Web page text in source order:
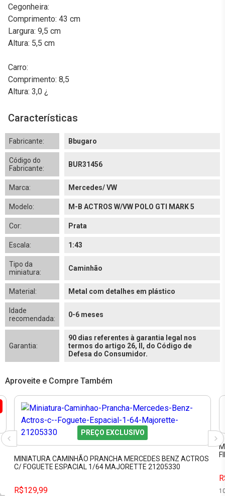
Cegonheira:
Comprimento: 43 cm
Largura: 9,5 cm
Altura: 5,5 cm
Carro:
Comprimento: 8,5
Altura: 3,0 ¿
Características
Fabricante: Bbugaro
Código do
Fabricante:
BUR31456
Marca: Mercedes/ VW
Modelo: M-B ACTROS W/VW POLO GTI MARK 5
Cor: Prata
Escala: 1:43
Tipo da
miniatura:
Caminhão
Material: Metal com detalhes em plástico
Idade
recomendada:
0-6 meses
Garantia:
90 dias referentes à garantia legal nos
termos do artigo 26, II, do Código de
Defesa do Consumidor.
Aproveite e Compre Também
PREÇO EXCLUSIVO
MINIATURA CAMINHÃO PRANCHA MERCEDES BENZ ACTROS
C/ FOGUETE ESPACIAL 1/64 MAJORETTE 21205330
R$129,99